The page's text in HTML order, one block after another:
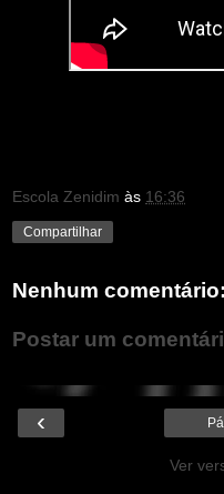
Escola Zenidim às 16:36
Compartilhar
Nenhum comentário:
Postar um
‹
Ver